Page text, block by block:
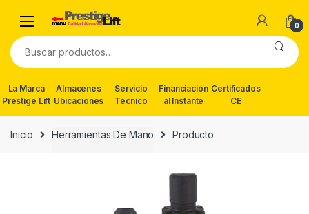
navigation
content
0
Buscar
por:
La Marca
Prestige Lift
Almacenes
Ubicaciones
Servicio
Técnico
Financiación
al Instante
Certificados
CE
Inicio Herramientas De Mano Producto